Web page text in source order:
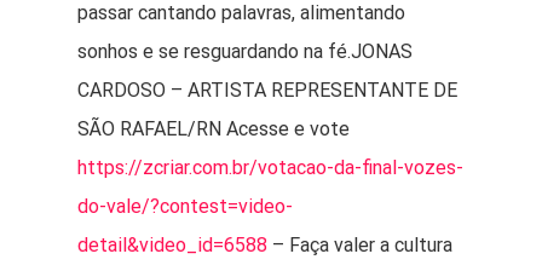
passar cantando palavras, alimentando
sonhos e se resguardando na fé.JONAS
CARDOSO – ARTISTA REPRESENTANTE DE
SÃO RAFAEL/RN Acesse e vote
https://zcriar.com.br/votacao-da-final-vozes-
do-vale/?contest=video-
detail&video_id=6588 – Faça valer a cultura
Blog
Contato